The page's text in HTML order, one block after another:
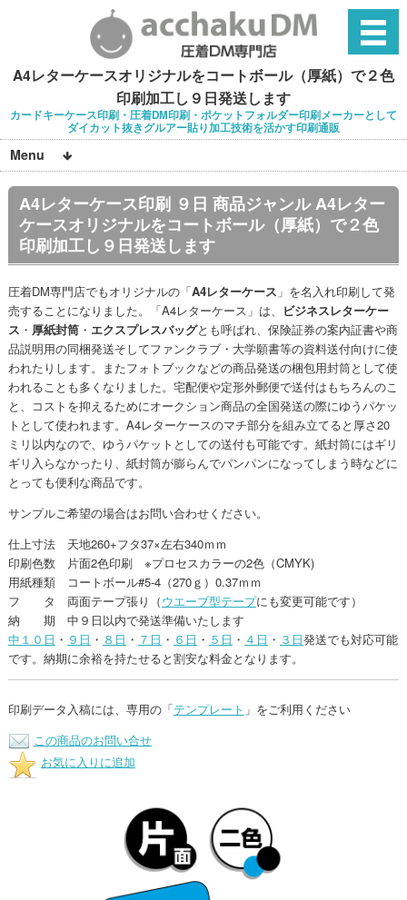
A4レターケースオリジナルをコートボール（厚紙）で２色
印刷加工し９日発送します
カードキーケース印刷・圧着DM印刷・ポケットフォルダー印刷メーカーとして
ダイカット抜きグルアー貼り加工技術を活かす印刷通販
Menu
A4レターケース印刷 ９日 商品ジャンル A4レター
ケースオリジナルをコートボール（厚紙）で２色
印刷加工し９日発送します
圧着DM専門店でもオリジナルの「A4レターケース 」を名入れ印刷して発
売することになりました。「A4レターケース」は、
ビジネスレターケー
ス ・ 厚紙封筒・ エクスプレスバッグとも呼ばれ、保険証券の案内証書や商
品説明用の同梱発送そしてファンクラブ・大学願書等の資料送付向けに使
われたりします。またフォトブックなどの商品発送の梱包用封筒として使
われることも多くなりました。宅配便や定形外郵便で送付はもちろんのこ
と、コストを抑えるためにオークション商品の全国発送の際にゆうパケッ
トとして使われます。A4レターケースのマチ部分を組み立てると厚さ20
ミリ以内なので、ゆうパケットとしての送付も可能です。紙封筒にはギリ
ギリ入らなかったり、紙封筒が膨らんでパンパンになってしまう時などに
とっても便利な商品です。
サンプルご希望の場合はお問い合わせください。
仕上寸法 天地260+フタ37×左右340ｍｍ
印刷色数 片面2色印刷 ※プロセスカラーの2色（CMYK)
用紙種類 コートボール#5-4（270ｇ）0.37ｍｍ
フ タ 両面テープ張り（ウエーブ型テープにも変更可能です）
納 期 中９日以内で発送準備いたします
中１０日 ・ ９日 ・ ８日 ・ ７日 ・ ６日 ・ ５日 ・ ４日 ・ ３日発送でも対応可能
です。納期に余裕を持たせると割安な料金となります。
印刷データ入稿には、専用の「テンプレート 」をご利用ください
この商品のお問い合せ
お気に入りに追加